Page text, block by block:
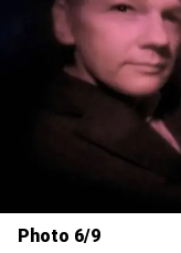
Photo 6/9